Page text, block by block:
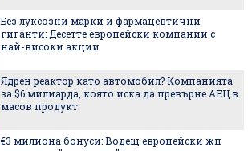
Без луксозни марки и фармацевтични
гиганти: Десетте европейски компании с
най-високи акции
Ядрен реактор като автомобил? Компанията
за $6 милиарда, която иска да превърне АЕЦ в
масов продукт
€3 милиона бонуси: Водещ европейски жп